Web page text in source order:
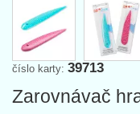
číslo karty: 39713
Zarovnávač